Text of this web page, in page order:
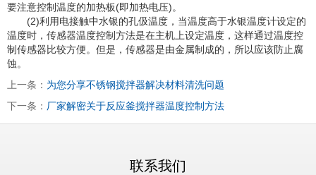
要注意控制温度的加热板(即加热电压)。
(2)利用电接触中水银的孔伋温度，当温度高于水银温度计设定的
温度时，传感器温度控制方法是在主机上设定温度，这样通过温度控
制传感器比较方便。但是，传感器是由金属制成的，所以应该防止腐
蚀。
上一条： 为您分享不锈钢搅拌器解决材料清洗问题
下一条： 厂家解密关于反应釜搅拌器温度控制方法
联系我们